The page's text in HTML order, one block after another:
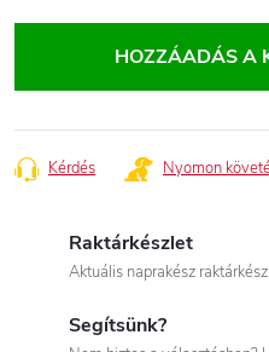
HOZZÁADÁS A
Kérdés Nyomon
Raktárkészlet
Aktuális naprakész
Segítsünk?